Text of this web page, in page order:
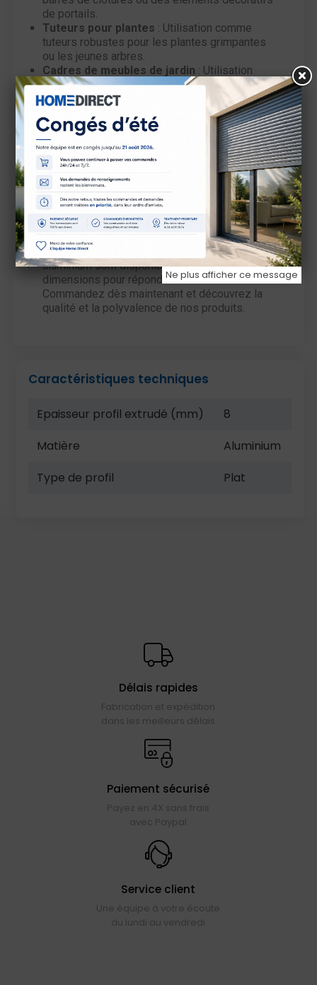
de portails.
Tuteurs pour plantes : Utilisation comme
tuteurs robustes pour les plantes grimpantes
ou les jeunes arbres.
Cadres de meubles de jardin : Utilisation
pour renforcer les cadres de meubles de
jardin.
: Idéals pour installer
des stores avec une fixation solide.
Tringles à rideaux
: Utilisation pour des
tringles à rideaux solides et durables.
Supports décoratifs
: Création de supports
décoratifs pour étagères ou œuvres d'art.
Barres de support: Utilisation pour créer des
barres de support pour vêtements ou outils.
Offrant une combinaison unique de résistance
et de légèreté, nos barres rondes en
aluminium sont disponibles en plusieurs
dimensions pour répondre à tous vos besoins.
Commandez dès maintenant et découvrez la
qualité et la polyvalence de nos produits.
Caractéristiques techniques
Epaisseur profil extrudé (mm)
8
Matière
Aluminium
Type de profil
Plat
Délais rapides
Fabrication et expédition
dans les meilleurs délais
Paiement sécurisé
Payez en 4X sans frais
avec Paypal
Service client
Une équipe à votre écoute
du lundi au vendredi
Ne plus afficher ce message